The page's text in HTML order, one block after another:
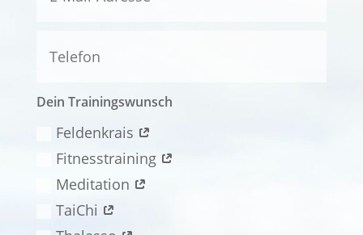
Dein Trainingswunsch
Feldenkrais
Fitnesstraining
Meditation
TaiChi